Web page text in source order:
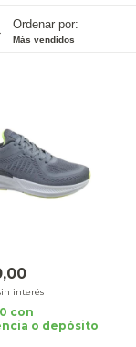
Ordenar por:
Más vendidos
interés
con
o depósito